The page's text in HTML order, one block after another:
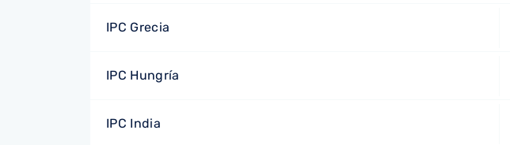
IPC Grecia
IPC Hungría
IPC India